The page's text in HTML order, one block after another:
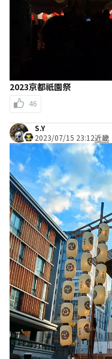
2023京都祇園祭
46
S.Y
2023/07/15 23:12近畿